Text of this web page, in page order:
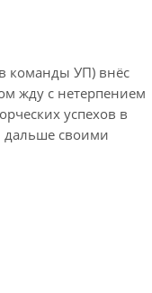
команды УП) внёс
жду с нетерпением
успехов в
дальше своими